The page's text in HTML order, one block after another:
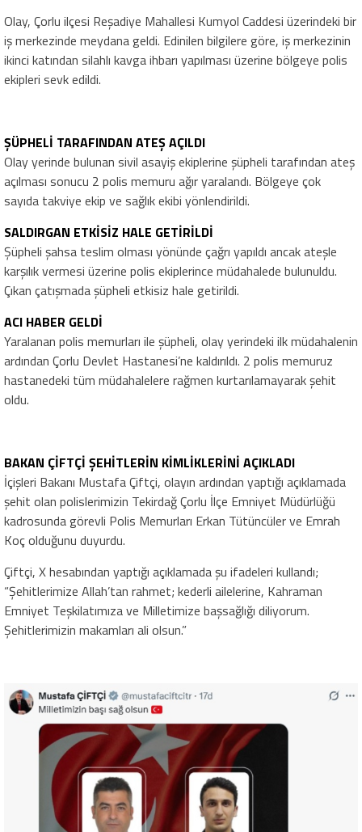
Olay, Çorlu ilçesi Reşadiye Mahallesi Kumyol Caddesi üzerindeki bir
iş merkezinde meydana geldi. Edinilen bilgilere göre, iş merkezinin
ikinci katından silahlı kavga ihbarı yapılması üzerine bölgeye polis
ekipleri sevk edildi.
ŞÜPHELİ TARAFINDAN ATEŞ AÇILDI
Olay yerinde bulunan sivil asayiş ekiplerine şüpheli tarafından ateş
açılması sonucu 2 polis memuru ağır yaralandı. Bölgeye çok
sayıda takviye ekip ve sağlık ekibi yönlendirildi.
SALDIRGAN ETKİSİZ HALE GETİRİLDİ
Şüpheli şahsa teslim olması yönünde çağrı yapıldı ancak ateşle
karşılık vermesi üzerine polis ekiplerince müdahalede bulunuldu.
Çıkan çatışmada şüpheli etkisiz hale getirildi.
ACI HABER GELDİ
Yaralanan polis memurları ile şüpheli, olay yerindeki ilk müdahalenin
ardından Çorlu Devlet Hastanesi’ne kaldırıldı. 2 polis memuruz
hastanedeki tüm müdahalelere rağmen kurtarılamayarak şehit
oldu.
BAKAN ÇİFTÇİ ŞEHİTLERİN KİMLİKLERİNİ AÇIKLADI
İçişleri Bakanı Mustafa Çiftçi, olayın ardından yaptığı açıklamada
şehit olan polislerimizin Tekirdağ Çorlu İlçe Emniyet Müdürlüğü
kadrosunda görevli Polis Memurları Erkan Tütüncüler ve Emrah
Koç olduğunu duyurdu.
Çiftçi, X hesabından yaptığı açıklamada şu ifadeleri kullandı;
“Şehitlerimize Allah’tan rahmet; kederli ailelerine, Kahraman
Emniyet Teşkilatımıza ve Milletimize başsağlığı diliyorum.
Şehitlerimizin makamları ali olsun.”